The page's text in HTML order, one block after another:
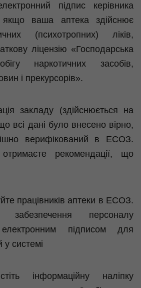
підпис керівника
ваша аптека здійснює
(психотропних) ліків,
ліцензію «Господарська
наркотичних засобів,
і прекурсорів».
закладу (здійснюється на
всі дані було внесено вірно,
верифікований в ЕСОЗ.
рекомендації, що
працівників аптеки в ЕСОЗ.
персоналу
електронним підписом для
у системі
інформаційну наліпку